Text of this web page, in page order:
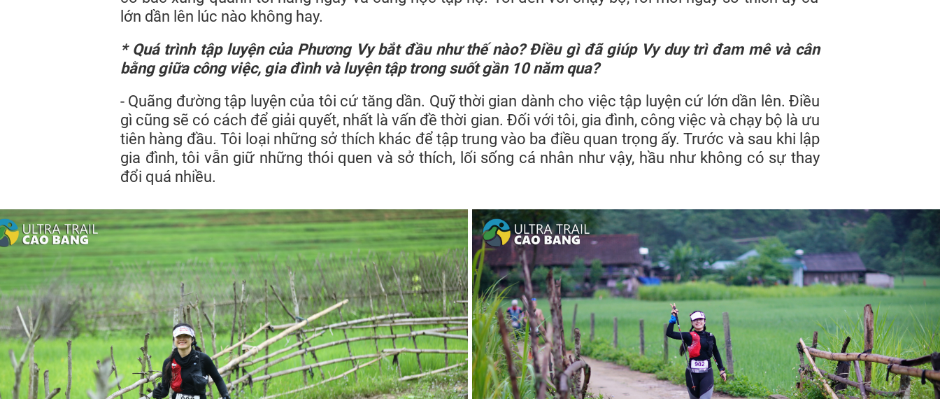
lớn dần lên lúc nào không hay.
* Quá trình tập luyện của Phương Vy bắt đầu như thế nào? Điều gì đã giúp Vy duy trì đam mê và cân
bằng giữa công việc, gia đình và luyện tập trong suốt gần 10 năm qua?
- Quãng đường tập luyện của tôi cứ tăng dần. Quỹ thời gian dành cho việc tập luyện cứ lớn dần lên. Điều
gì cũng sẽ có cách để giải quyết, nhất là vấn đề thời gian. Đối với tôi, gia đình, công việc và chạy bộ là ưu
tiên hàng đầu. Tôi loại những sở thích khác để tập trung vào ba điều quan trọng ấy. Trước và sau khi lập
gia đình, tôi vẫn giữ những thói quen và sở thích, lối sống cá nhân như vậy, hầu như không có sự thay
đổi quá nhiều.